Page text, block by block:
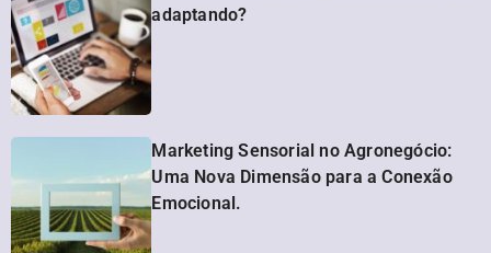
adaptando?
Marketing Sensorial no Agronegócio:
Uma Nova Dimensão para a Conexão
Emocional.